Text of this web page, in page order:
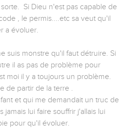
Si Dieu n'est pas capable de
, le permis....etc sa veut qu'il
a évoluer.
suis monstre qu'il faut détruire. Si
il as pas de problème pour
moi il y a toujours un problème.
de partir de la terre .
et qui me demandait un truc de
jamais lui faire souffrir j'allais lui
pour qu'il évoluer.